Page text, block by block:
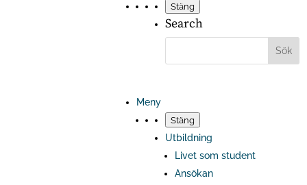
Stäng
Search
Meny
Stäng
Utbildning
Livet som student
Ansökan